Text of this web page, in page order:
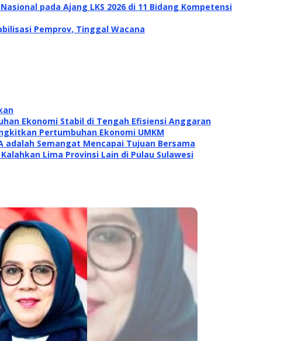
pada Ajang LKS 2026 di 11 Bidang Kompetensi
Pemprov, Tinggal Wacana
Ekonomi Stabil di Tengah Efisiensi Anggaran
Pertumbuhan Ekonomi UMKM
adalah Semangat Mencapai Tujuan Bersama
Lima Provinsi Lain di Pulau Sulawesi